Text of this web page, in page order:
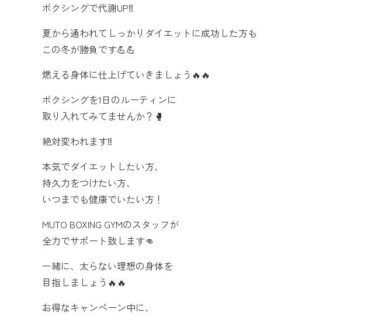
ボクシングで代謝UP‼️
夏から通われてしっかりダイエットに成功した方も
この冬が勝負です💪💪
燃える身体に仕上げていきましょう🔥🔥
ボクシングを1日のルーティンに
取り入れてみてませんか？🥊
絶対変われます‼️
本気でダイエットしたい方、
持久力をつけたい方、
いつまでも健康でいたい方！
MUTO BOXING GYMのスタッフが
全力でサポート致します👊
一緒に、太らない理想の身体を
目指しましょう🔥🔥
お得なキャンペーン中に、